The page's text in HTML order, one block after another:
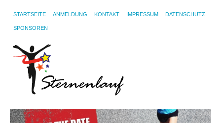
STARTSEITE ANMELDUNG KONTAKT IMPRESSUM DATENSCHUTZ
SPONSOREN